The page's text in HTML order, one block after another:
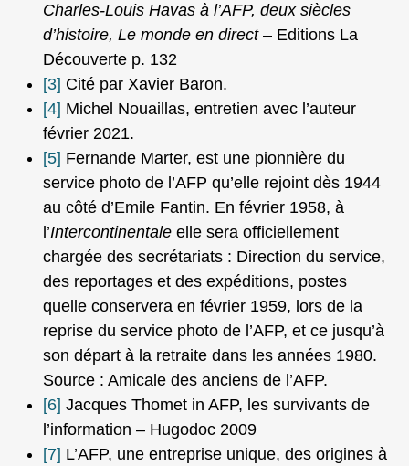
Charles-Louis Havas à l’AFP, deux siècles
d’histoire, Le monde en direct– Editions La
Découverte p. 132
[3] Cité par Xavier Baron.
[4] Michel Nouaillas, entretien avec l’auteur
février 2021.
[5] Fernande Marter, est une pionnière du
service photo de l’AFP qu’elle rejoint dès 1944
au côté d’Emile Fantin. En février 1958, à
l’Intercontinentale elle sera officiellement
chargée des secrétariats : Direction du service,
des reportages et des expéditions, postes
quelle conservera en février 1959, lors de la
reprise du service photo de l’AFP, et ce jusqu’à
son départ à la retraite dans les années 1980.
Source : Amicale des anciens de l’AFP.
[6] Jacques Thomet in AFP, les survivants de
l’information – Hugodoc 2009
[7] L’AFP, une entreprise unique, des origines à